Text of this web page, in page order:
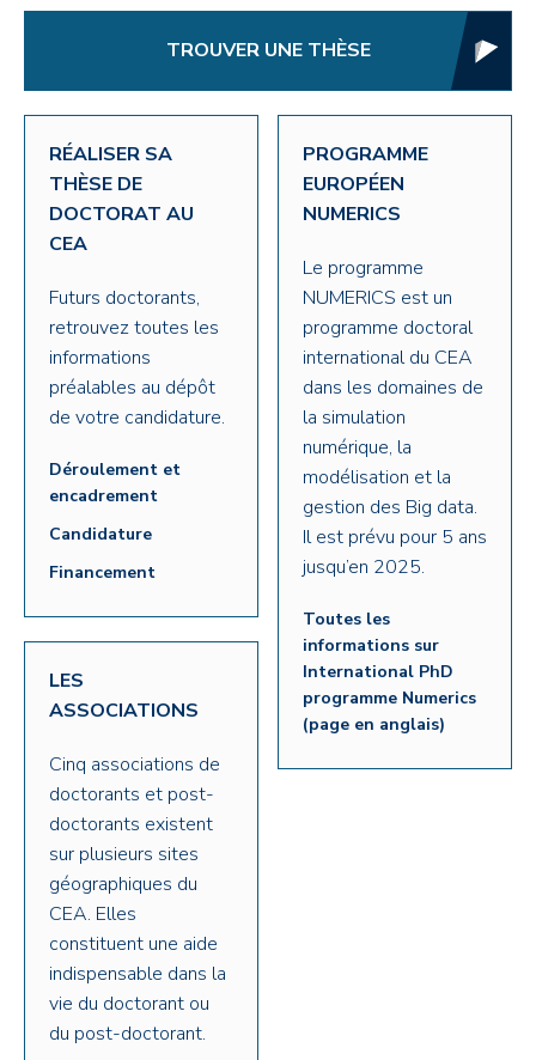
TROUVER UNE THÈSE
RÉALISER SA
THÈSE DE
DOCTORAT AU
CEA
Futurs doctorants,
retrouvez toutes les
informations
préalables au dépôt
de votre candidature.
Déroulement et
encadrement
Candidature
Financement
LES
ASSOCIATIONS
Cinq associations de
doctorants et post-
doctorants existent
sur plusieurs sites
géographiques du
CEA. Elles
constituent une aide
indispensable dans la
vie du doctorant ou
du post-doctorant.
PROGRAMME
EUROPÉEN
NUMERICS
Le programme
NUMERICS est un
programme doctoral
international du CEA
dans les domaines de
la simulation
numérique, la
modélisation et la
gestion des Big data.
Il est prévu pour 5 ans
jusqu’en 2025.
Toutes les
informations sur
International PhD
programme Numerics
(page en anglais)